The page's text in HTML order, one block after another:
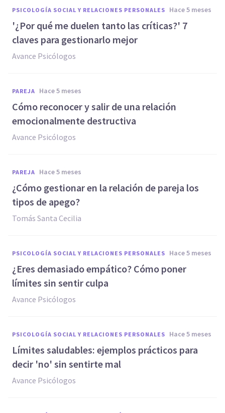
PSICOLOGÍA SOCIAL Y RELACIONES PERSONALES hace 5 meses
'¿Por qué me duelen tanto las críticas?' 7
claves para gestionarlo mejor
Avance Psicólogos
PAREJA hace 5 meses
Cómo reconocer y salir de una relación
emocionalmente destructiva
Avance Psicólogos
PAREJA hace 5 meses
¿Cómo gestionar en la relación de pareja los
tipos de apego?
Tomás Santa Cecilia
PSICOLOGÍA SOCIAL Y RELACIONES PERSONALES hace 5 meses
¿Eres demasiado empático? Cómo poner
límites sin sentir culpa
Avance Psicólogos
PSICOLOGÍA SOCIAL Y RELACIONES PERSONALES hace 5 meses
Límites saludables: ejemplos prácticos para
decir 'no' sin sentirte mal
Avance Psicólogos